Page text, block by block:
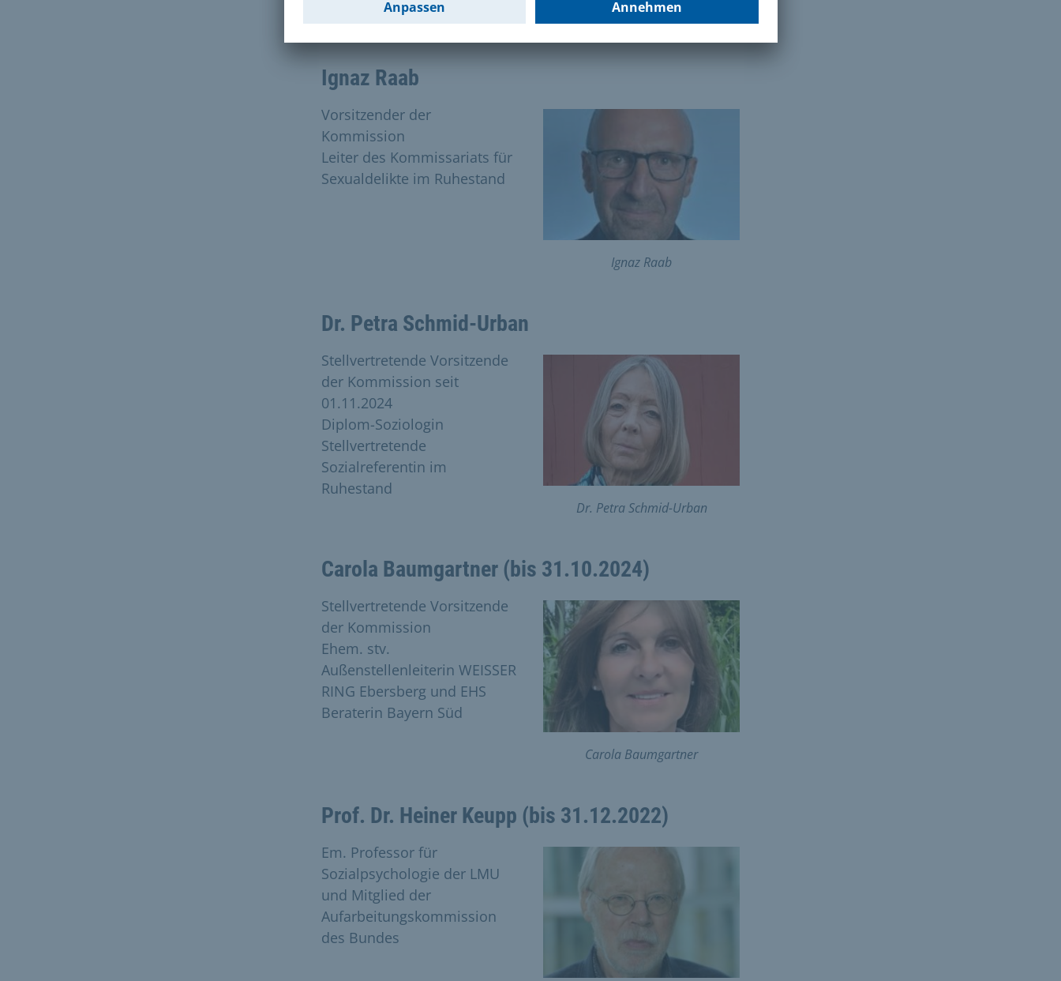
Zwei Mitglieder aus dem Bereich der Betroffenen
Ignaz Raab
Ignaz Raab
Vorsitzender der
Kommission
Leiter des Kommissariats für
Sexualdelikte im Ruhestand
Dr. Petra Schmid-Urban
Dr. Petra Schmid-Urban
Stellvertretende Vorsitzende
der Kommission seit
01.11.2024
Diplom-Soziologin
Stellvertretende
Sozialreferentin im
Ruhestand
Carola Baumgartner (bis 31.10.2024)
Carola Baumgartner
Stellvertretende Vorsitzende
der Kommission
Ehem. stv.
Außenstellenleiterin WEISSER
RING Ebersberg und EHS
Beraterin Bayern Süd
Prof. Dr. Heiner Keupp (bis 31.12.2022)
Em. Professor für
Sozialpsychologie der LMU
und Mitglied der
Aufarbeitungskommission
des Bundes